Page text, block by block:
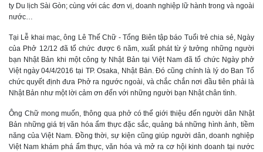
ty Du lịch Sài Gòn; cùng với các đơn vị, doanh nghiệp lữ hành trong và ngoài
nước…
Tại Lễ khai mạc, ông Lê Thế Chữ - Tổng Biên tập báo Tuổi trẻ chia sẻ, Ngày
của Phở 12/12 đã tổ chức được 6 năm, xuất phát từ ý tưởng những người
bạn Nhật Bản khi một công ty Nhật Bản tại Việt Nam đã tổ chức Ngày phở
Việt ngày 04/4/2016 tại TP. Osaka, Nhật Bản. Đó cũng chính là lý do Ban Tổ
chức quyết định đưa Phở ra ngước ngoài, và chắc chắn nơi đầu tiên phải là
Nhật Bản như một lời cảm ơn đến với những người bạn Nhật chân tình.
Ông Chữ mong muốn, thông qua phở có thể giới thiệu đến người dân Nhật
Bản những giá trị văn hóa ẩm thực đặc sắc, quảng bá những hình ảnh, tiềm
năng của Việt Nam. Đồng thời, sự kiện cũng giúp người dân, doanh nghiệp
Việt Nam khám phá ẩm thực, văn hóa và mở ra cơ hội kinh doanh tại nước